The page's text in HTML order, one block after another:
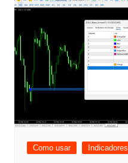
Como usar Indicadores